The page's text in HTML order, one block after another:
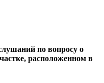
по вопросу о
расположенном в